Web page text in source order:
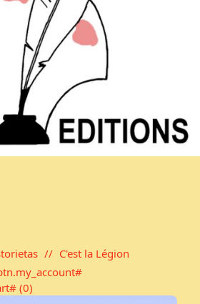
// C'est la Légion
(0)